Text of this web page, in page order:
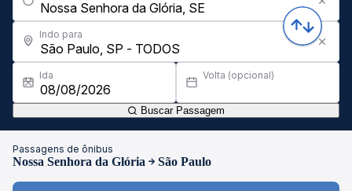
Indo para
Ida Volta (opcional)
Buscar Passagem
Passagens de ônibus
Nossa Senhora da Glória São Paulo